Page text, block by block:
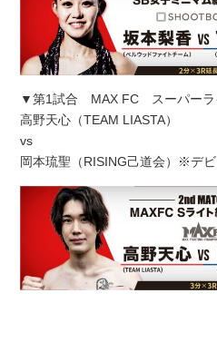
▼第1試合 MAX FC スーパー
高野天心（TEAM LIASTA）
vs
岡本琉聖（RISING己道会）※デ